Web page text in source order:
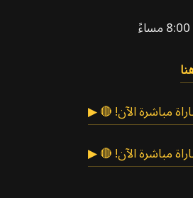
8:00 مساءً
مباشرة الآن! 🔴 ▶
مباشرة الآن! 🔴 ▶